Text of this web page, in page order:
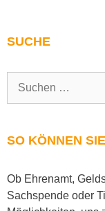
SUCHE
SO KÖNNEN
Ob Ehrenamt,
Sachspende oder